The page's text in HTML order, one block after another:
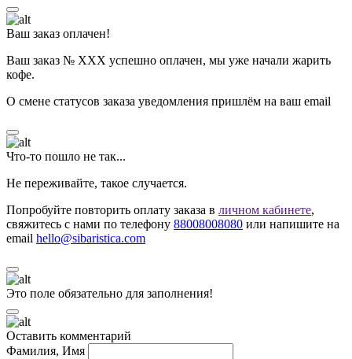
Ваш заказ оплачен!
Ваш заказ № ХХХ успешно оплачен, мы уже начали жарить
кофе.
О смене статусов заказа уведомления пришлём на ваш email
Что-то пошло не так...
Не переживайте, такое случается.
Попробуйте повторить оплату заказа в личном кабинете,
свяжитесь с нами по телефону 88008008080 или напишите на
email hello@sibaristica.com
Это поле обязательно для заполнения!
Оставить комментарий
Фамилия, Имя